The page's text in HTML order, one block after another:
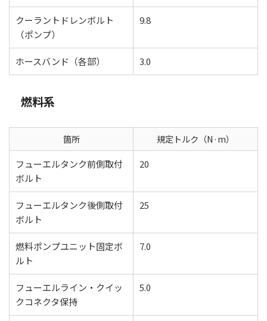
クーラントドレンボルト
（ポンプ）
9.8
ホースバンド（各部） 3.0
燃料系
箇所
規定トルク（N·m）
フューエルタンク前側取付
ボルト
20
フューエルタンク後側取付
ボルト
25
燃料ポンプユニット固定ボ
ルト
7.0
フューエルライン・クイッ
クコネクタ保持
5.0